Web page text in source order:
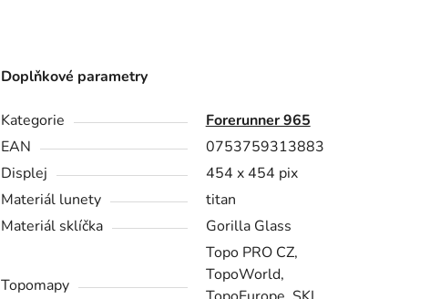
Doplňkové parametry
Kategorie
Forerunner 965
EAN
0753759313883
Displej
454 x 454 pix
Materiál lunety
titan
Materiál sklíčka
Gorilla Glass
Topomapy
Topo PRO CZ,
TopoWorld,